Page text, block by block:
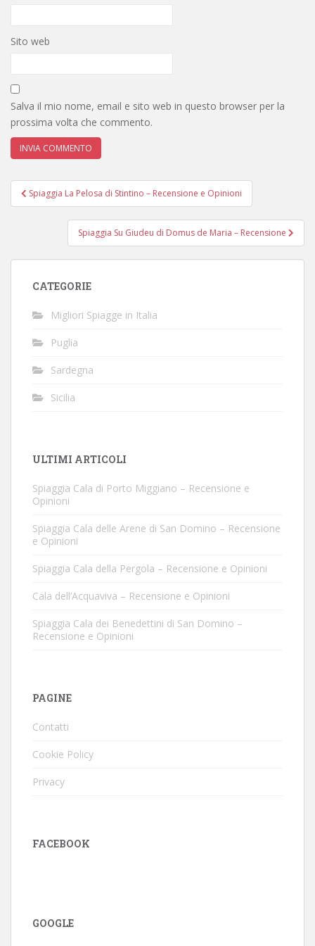
Sito web
Salva il mio nome, email e sito web in questo browser per la
prossima volta che commento.
Navigazione
articoli
Spiaggia La Pelosa di Stintino – Recensione e Opinioni
Spiaggia Su Giudeu di Domus de Maria – Recensione
CATEGORIE
Migliori Spiagge in Italia
Puglia
Sardegna
Sicilia
ULTIMI ARTICOLI
Spiaggia Cala di Porto Miggiano – Recensione e
Opinioni
Spiaggia Cala delle Arene di San Domino – Recensione
e Opinioni
Spiaggia Cala della Pergola – Recensione e Opinioni
Cala dell’Acquaviva – Recensione e Opinioni
Spiaggia Cala dei Benedettini di San Domino –
Recensione e Opinioni
PAGINE
Contatti
Cookie Policy
Privacy
FACEBOOK
GOOGLE